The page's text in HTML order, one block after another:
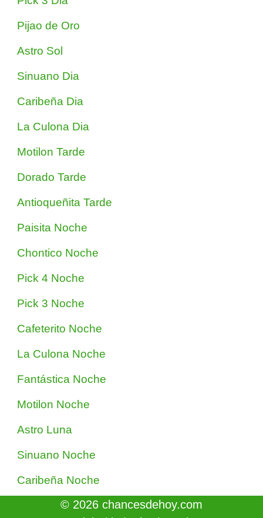
Pijao de Oro
Astro Sol
Sinuano Dia
Caribeña Dia
La Culona Dia
Motilon Tarde
Dorado Tarde
Antioqueñita Tarde
Paisita Noche
Chontico Noche
Pick 4 Noche
Pick 3 Noche
Cafeterito Noche
La Culona Noche
Fantástica Noche
Motilon Noche
Astro Luna
Sinuano Noche
Caribeña Noche
© 2026 chancesdehoy.com